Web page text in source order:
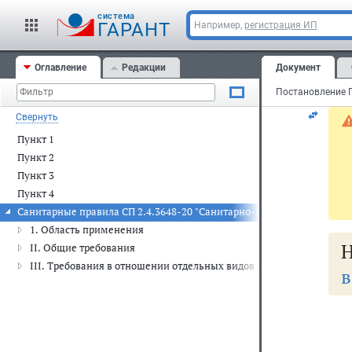
cистема
ГАРАНТ Например, регистрация ИП
Оглавление Редакции
Свернуть
Пункт 1
Пункт 2
Пункт 3
Пункт 4
Санитарные правила СП 2.4.3648-20 "Санитарно-
1. Область применения
II. Общие требования
III. Требования в отношении отдельных видов осуществляемой
Документ